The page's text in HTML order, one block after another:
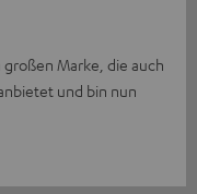
Marke, die auch
und bin nun